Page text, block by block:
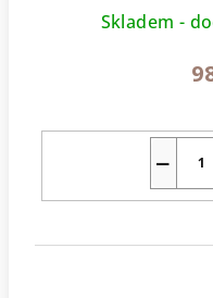
Skladem -
−